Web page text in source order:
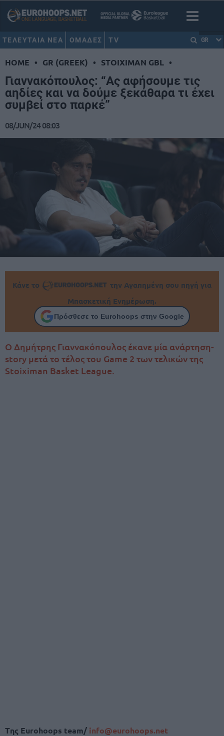
ΤΕΛΕΥΤΑΙΑ ΝΕΑ ΟΜΑΔΕΣ TV GR
HOME • GR (GREEK) • STOIXIMAN GBL •
Γιαννακόπουλος: “Ας αφήσουμε τις
αηδίες και να δούμε ξεκάθαρα τι έχει
συμβεί στο παρκέ”
08/JUN/24 08:03
Κάνε το
την Αγαπημένη σου πηγή για
Μπασκετική Ενημέρωση.
Πρόσθεσε το Eurohoops στην Google
Ο Δημήτρης Γιαννακόπουλος έκανε μία ανάρτηση-
story μετά το τέλος του Game 2 των τελικών της
Stoiximan Basket League.
Tης Eurohoops team/ info@eurohoops.net